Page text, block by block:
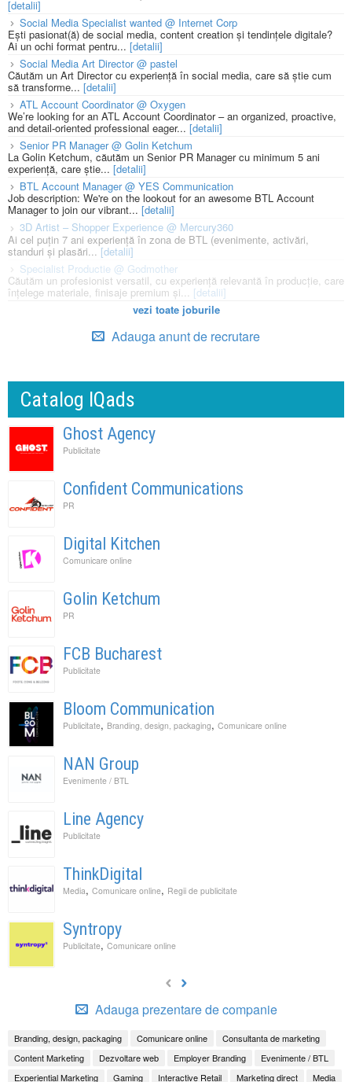
[detalii]
Social Media Specialist wanted @ Internet Corp
Ești pasionat(ă) de social media, content creation și tendințele digitale?
Ai un ochi format pentru... [detalii]
Social Media Art Director @ pastel
Căutăm un Art Director cu experiență în social media, care să știe cum
să transforme... [detalii]
ATL Account Coordinator @ Oxygen
We’re looking for an ATL Account Coordinator – an organized, proactive,
and detail-oriented professional eager... [detalii]
Senior PR Manager @ Golin Ketchum
La Golin Ketchum, căutăm un Senior PR Manager cu minimum 5 ani
experiență, care știe... [detalii]
BTL Account Manager @ YES Communication
Job description: We're on the lookout for an awesome BTL Account
Manager to join our vibrant... [detalii]
3D Artist – Shopper Experience @ Mercury360
Ai cel puțin 7 ani experiență în zona de BTL (evenimente, activări,
standuri și plasări...[detalii]
Specialist Productie @ Godmother
Căutăm un profesionist versatil, cu experiență relevantă în producție, care
înțelege materiale, finisaje premium și... [detalii]
vezi toate joburile
Adauga anunt de recrutare
Catalog IQads
Ghost Agency
Publicitate
Confident Communications
PR
Digital Kitchen
Comunicare online
Golin Ketchum
PR
FCB Bucharest
Publicitate
Bloom Communication
Publicitate, Branding, design, packaging, Comunicare online
NAN Group
Evenimente / BTL
Line Agency
Publicitate
ThinkDigital
Media, Comunicare online, Regii de publicitate
Syntropy
Publicitate, Comunicare online
Adauga prezentare de companie
Branding, design, packaging Comunicare online
Consultanta de marketing
Content Marketing
Dezvoltare web Employer Branding
Evenimente / BTL
Experiential Marketing
Gaming Interactive Retail Marketing direct Media